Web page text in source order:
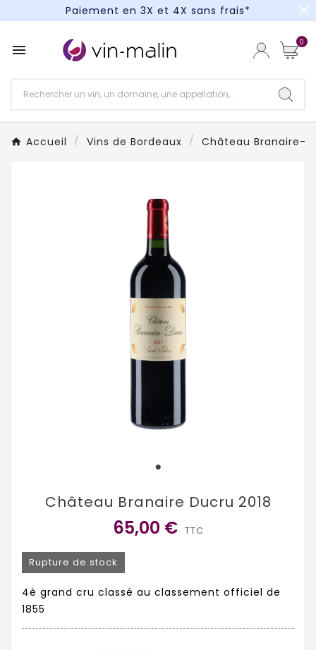
Paiement en 3X et 4X sans frais*
Paiement en 3X et 4X sans frais*
close
 0
Accueil Vins de Bordeaux Château Branaire-
Château Branaire Ducru 2018
65,00 € TTC
Rupture de stock
4è grand cru classé au classement officiel de
1855